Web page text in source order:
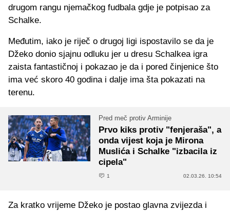
drugom rangu njemačkog fudbala gdje je potpisao za
Schalke.
Međutim, iako je riječ o drugoj ligi ispostavilo se da je
Džeko donio sjajnu odluku jer u dresu Schalkea igra
zaista fantastičnoj i pokazao je da i pored činjenice što
ima već skoro 40 godina i dalje ima šta pokazati na
terenu.
Pred meč protiv Arminije
Prvo kiks protiv "fenjeraša", a
onda vijest koja je Mirona
Muslića i Schalke "izbacila iz
cipela"
1 02.03.26. 10:54
Za kratko vrijeme Džeko je postao glavna zvijezda i